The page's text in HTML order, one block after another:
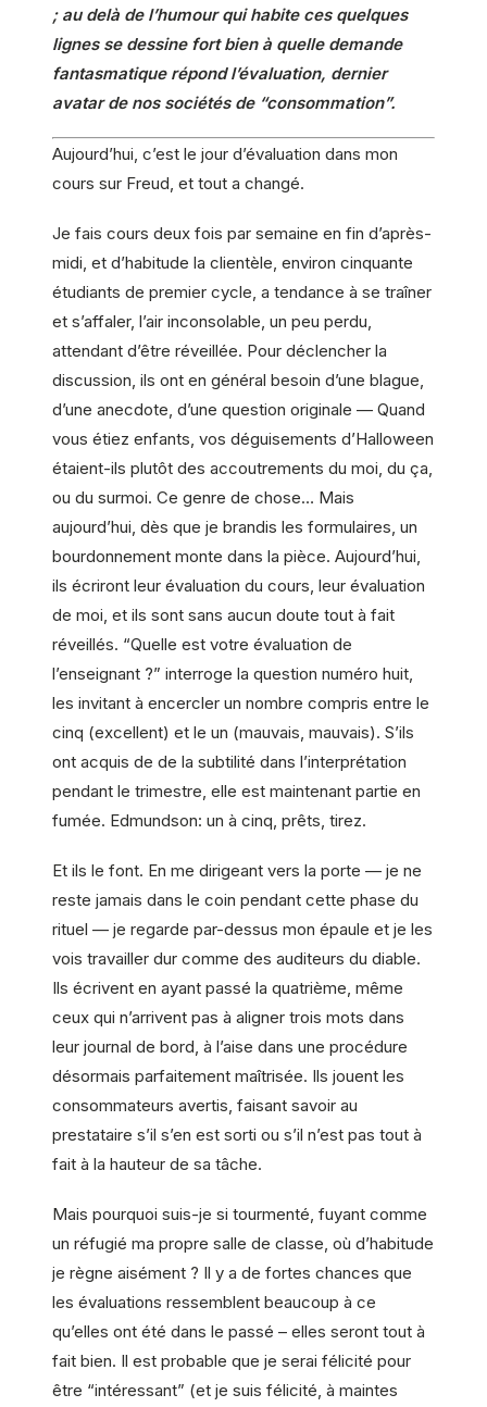
; au delà de l’humour qui habite ces quelques
lignes se dessine fort bien à quelle demande
fantasmatique répond l’évaluation, dernier
avatar de nos sociétés de “consommation”.
Aujourd’hui, c’est le jour d’évaluation dans mon
cours sur Freud, et tout a changé.
Je fais cours deux fois par semaine en fin d’après-
midi, et d’habitude la clientèle, environ cinquante
étudiants de premier cycle, a tendance à se traîner
et s’affaler, l’air inconsolable, un peu perdu,
attendant d’être réveillée. Pour déclencher la
discussion, ils ont en général besoin d’une blague,
d’une anecdote, d’une question originale — Quand
vous étiez enfants, vos déguisements d’Halloween
étaient-ils plutôt des accoutrements du moi, du ça,
ou du surmoi. Ce genre de chose… Mais
aujourd’hui, dès que je brandis les formulaires, un
bourdonnement monte dans la pièce. Aujourd’hui,
ils écriront leur évaluation du cours, leur évaluation
de moi, et ils sont sans aucun doute tout à fait
réveillés. “Quelle est votre évaluation de
l’enseignant ?” interroge la question numéro huit,
les invitant à encercler un nombre compris entre le
cinq (excellent) et le un (mauvais, mauvais). S’ils
ont acquis de de la subtilité dans l’interprétation
pendant le trimestre, elle est maintenant partie en
fumée. Edmundson: un à cinq, prêts, tirez.
Et ils le font. En me dirigeant vers la porte — je ne
reste jamais dans le coin pendant cette phase du
rituel — je regarde par-dessus mon épaule et je les
vois travailler dur comme des auditeurs du diable.
Ils écrivent en ayant passé la quatrième, même
ceux qui n’arrivent pas à aligner trois mots dans
leur journal de bord, à l’aise dans une procédure
désormais parfaitement maîtrisée. Ils jouent les
consommateurs avertis, faisant savoir au
prestataire s’il s’en est sorti ou s’il n’est pas tout à
fait à la hauteur de sa tâche.
Mais pourquoi suis-je si tourmenté, fuyant comme
un réfugié ma propre salle de classe, où d’habitude
je règne aisément ? Il y a de fortes chances que
les évaluations ressemblent beaucoup à ce
qu’elles ont été dans le passé – elles seront tout à
fait bien. Il est probable que je serai félicité pour
être “intéressant” (et je suis félicité, à maintes